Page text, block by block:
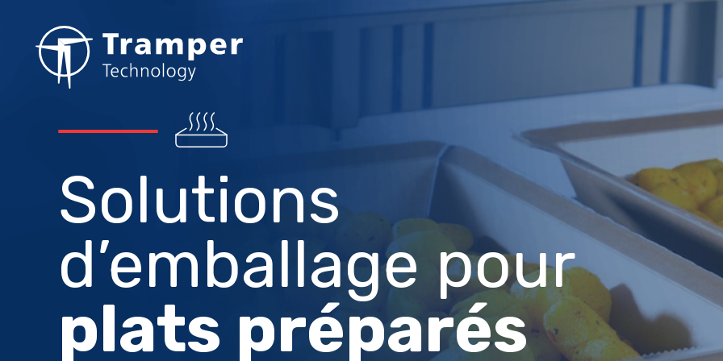
contenu
principal
Solutions
d’emballage pour
plats préparés